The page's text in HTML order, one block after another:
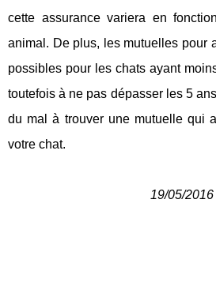
cette assurance variera en
animal. De plus, les mutuelles pour
possibles pour les chats ayant
toutefois à ne pas dépasser les 5
du mal à trouver une mutuelle qui
votre chat.
19/05/